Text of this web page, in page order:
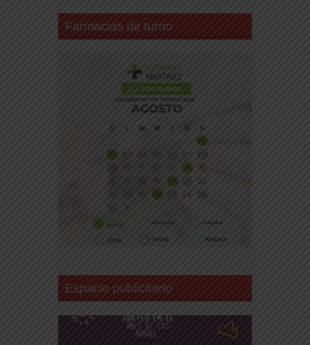
Farmacias de turno
Espacio publicitario